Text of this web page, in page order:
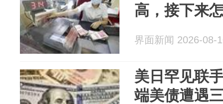
高，接下来
界面新闻 2026-08-
美日罕见联
端美债遭遇